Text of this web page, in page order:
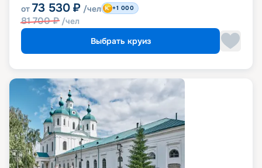
от 73 530 ₽ /чел
81 700₽ /чел
+1 000
Выбрать круиз